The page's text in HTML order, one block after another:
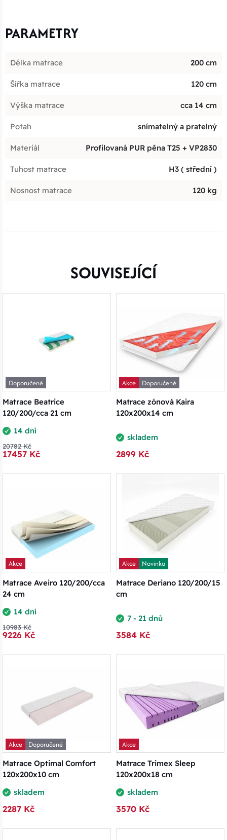
PARAMETRY
Délka matrace 200 cm
Šířka matrace 120 cm
Výška matrace cca 14 cm
Potah snímatelný a pratelný
Materiál Profilovaná PUR pěna T25 + VP2830
Tuhost matrace H3 ( střední )
Nosnost matrace 120 kg
SOUVISEJÍCÍ
Doporučené
Matrace Beatrice
120/200/cca 21 cm
14 dní
20782 Kč
17457 Kč
Akce
Doporučené
Matrace zónová Kaira
120x200x14 cm
skladem
2899 Kč
Akce
Matrace Aveiro 120/200/cca
24 cm
14 dní
10983 Kč
9226 Kč
Akce
Novinka
Matrace Deriano 120/200/15
cm
7 - 21 dnů
3584 Kč
Akce
Doporučené
Matrace Optimal Comfort
120x200x10 cm
skladem
2287 Kč
Akce
Matrace Trimex Sleep
120x200x18 cm
skladem
3570 Kč